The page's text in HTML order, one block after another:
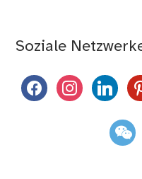
Soziale
facebookinstagramlinkedin
weixin